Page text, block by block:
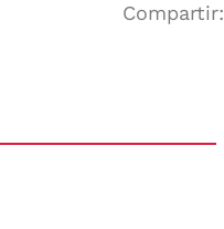
Compartir: